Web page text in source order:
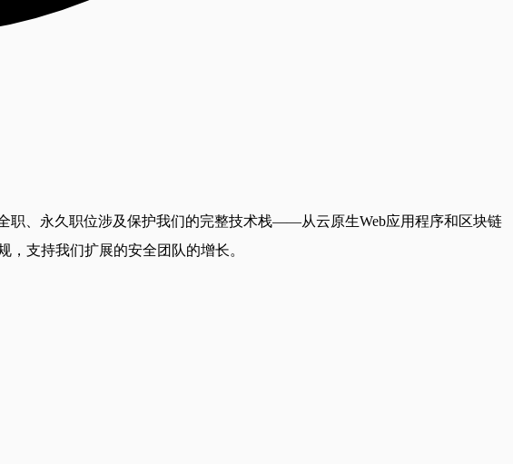
职、永久职位涉及保护我们的完整技术栈——从云原生Web应用程序和区块链
支持我们扩展的安全团队的增长。